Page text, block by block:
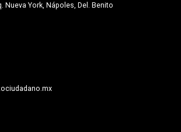
Nueva York, Nápoles, Del. Benito